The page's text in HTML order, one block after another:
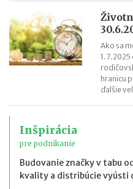
Ako sa
hranicu
ďalšie
Inšpirácia
pre podnikanie
Budovanie značky v tabu
kvality a distribúcie vyústi